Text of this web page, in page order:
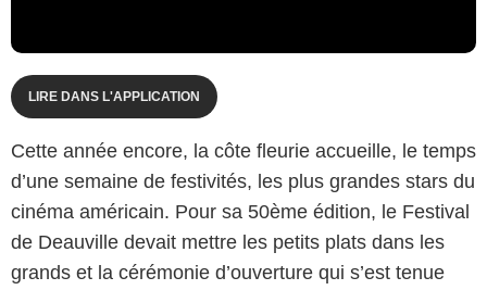
LIRE DANS L'APPLICATION
Cette année encore, la côte fleurie accueille, le temps
d’une semaine de festivités, les plus grandes stars du
cinéma américain. Pour sa 50ème édition, le Festival
de Deauville devait mettre les petits plats dans les
grands et la cérémonie d’ouverture qui s’est tenue